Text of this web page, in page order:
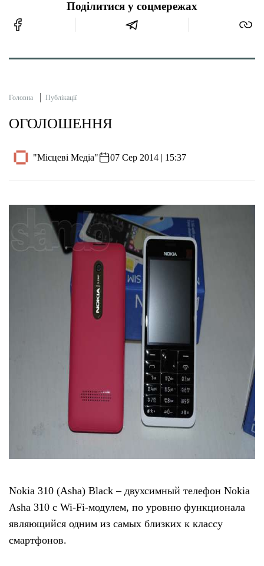
Поділитися у соцмережах
Головна Публікації
ОГОЛОШЕННЯ
"Місцеві Медіа" 07 Сер 2014 | 15:37
Nokia 310 (Asha) Black – двухсимный телефон Nokia
Asha 310 с Wi-Fi-модулем, по уровню функционала
являющийся одним из самых близких к классу
смартфонов.